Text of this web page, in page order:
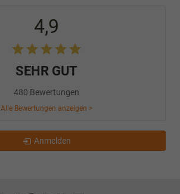
4,9
SEHR GUT
480 Bewertungen
Alle Bewertungen anzeigen >
Anmelden